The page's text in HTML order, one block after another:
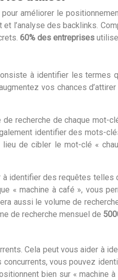
améliorer le
l’analyse des backlinks.
60% des entreprises
à identifier les termes
vos chances
recherche de chaque
identifier des mots-
de cibler le mot-clé «
à identifier des requêtes telles
« machine à café », vous
aussi le volume de
de recherche mensuel de
Cela peut vous aider à
vous pouvez
bien sur « machine